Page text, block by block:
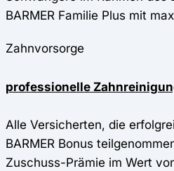
BARMER Familie Plus mit
Zahnvorsorge
professionelle
Alle Versicherten, die
BARMER Bonus
Zuschuss-Prämie im Wert